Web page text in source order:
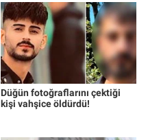
Düğün fotoğraflarını çektiği
kişi vahşice öldürdü!